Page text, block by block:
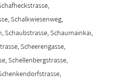
Schalkwiesenweg,
Schaubstrasse, Schaumainkai,
Scheerengasse,
Schellenbergstrasse,